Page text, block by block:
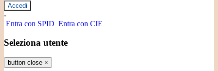
-
Entra con SPID Entra con CIE
Seleziona utente
button close ×